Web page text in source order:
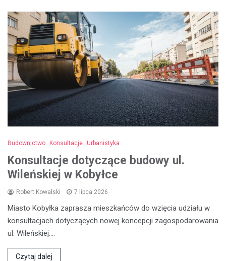
Budownictwo Konsultacje Urbanistyka
Konsultacje dotyczące budowy ul.
Wileńskiej w Kobyłce
Robert Kowalski 7 lipca 2026
Miasto Kobyłka zaprasza mieszkańców do wzięcia udziału w
konsultacjach dotyczących nowej koncepcji zagospodarowania
ul. Wileńskiej.…
Czytaj dalej